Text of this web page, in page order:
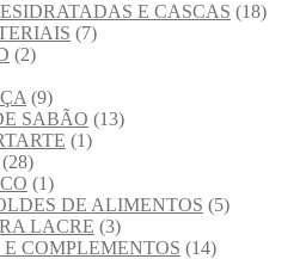
E CASCAS (18)
(7)
(2)
(9)
SABÃO (13)
(1)
(28)
(1)
DE ALIMENTOS (5)
LACRE (3)
COMPLEMENTOS (14)